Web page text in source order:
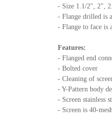
- Size 1.1/2", 2",
- Flange drilled is
- Flange to face is
Features:
- Flanged end
- Bolted cover
- Cleaning of
- Y-Pattern body
- Screen stainless
- Screen is 40-mesh